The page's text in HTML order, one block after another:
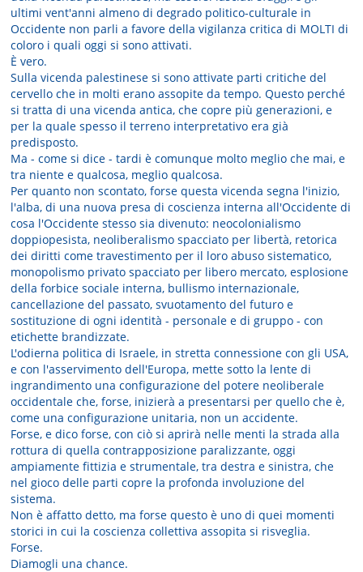
ultimi vent'anni almeno di degrado politico-culturale in
Occidente non parli a favore della vigilanza critica di MOLTI di
coloro i quali oggi si sono attivati.
È vero.
Sulla vicenda palestinese si sono attivate parti critiche del
cervello che in molti erano assopite da tempo. Questo perché
si tratta di una vicenda antica, che copre più generazioni, e
per la quale spesso il terreno interpretativo era già
predisposto.
Ma - come si dice - tardi è comunque molto meglio che mai, e
tra niente e qualcosa, meglio qualcosa.
Per quanto non scontato, forse questa vicenda segna l'inizio,
l'alba, di una nuova presa di coscienza interna all'Occidente di
cosa l'Occidente stesso sia divenuto: neocolonialismo
doppiopesista, neoliberalismo spacciato per libertà, retorica
dei diritti come travestimento per il loro abuso sistematico,
monopolismo privato spacciato per libero mercato, esplosione
della forbice sociale interna, bullismo internazionale,
cancellazione del passato, svuotamento del futuro e
sostituzione di ogni identità - personale e di gruppo - con
etichette brandizzate.
L'odierna politica di Israele, in stretta connessione con gli USA,
e con l'asservimento dell'Europa, mette sotto la lente di
ingrandimento una configurazione del potere neoliberale
occidentale che, forse, inizierà a presentarsi per quello che è,
come una configurazione unitaria, non un accidente.
Forse, e dico forse, con ciò si aprirà nelle menti la strada alla
rottura di quella contrapposizione paralizzante, oggi
ampiamente fittizia e strumentale, tra destra e sinistra, che
nel gioco delle parti copre la profonda involuzione del
sistema.
Non è affatto detto, ma forse questo è uno di quei momenti
storici in cui la coscienza collettiva assopita si risveglia.
Forse.
Diamogli una chance.